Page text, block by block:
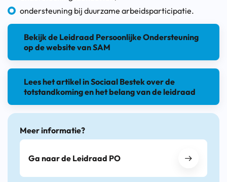
ondersteuning bij duurzame arbeidsparticipatie.
Bekijk de Leidraad Persoonlijke Ondersteuning
op de website van SAM
Lees het artikel in Sociaal Bestek over de
totstandkoming en het belang van de leidraad
Meer informatie?
Ga naar de Leidraad PO